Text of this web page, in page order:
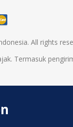
All rights
Termasuk